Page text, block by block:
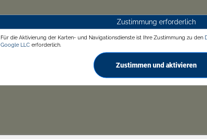
Zustimmung erforderlich
Für die Aktivierung der Karten- und Navigationsdienste ist Ihre Zustimmung zu den
Google LLC erforderlich.
Zustimmen und aktivieren